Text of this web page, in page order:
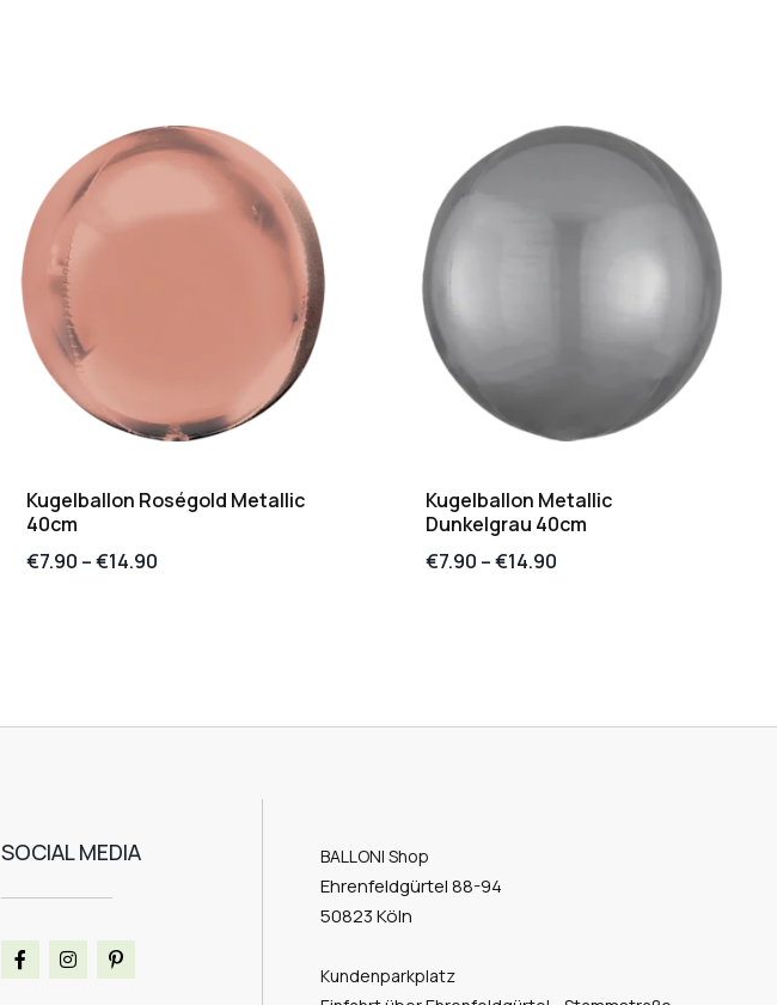
Kugelballon Roségold Metallic
40cm
€7.90 –€14.90
Kugelballon Metallic
Dunkelgrau 40cm
€7.90 –€14.90
SOCIAL MEDIA BALLONI Shop
Ehrenfeldgürtel 88-94
50823 Köln
Kundenparkplatz